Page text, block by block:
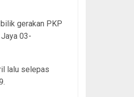
gerakan PKP
03-
lalu selepas